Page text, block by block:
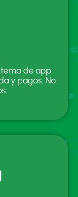
de app
y pagos. No